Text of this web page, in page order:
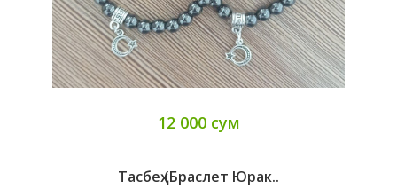
12 000 сум
Тасбеҳ (браслет Юрак..